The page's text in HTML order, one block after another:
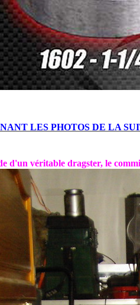
LES PHOTOS DE LA
d'un véritable dragster, le